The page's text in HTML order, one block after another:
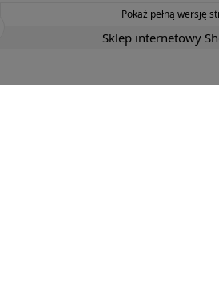
Pokaż pełną wersję
Sklep internetowy